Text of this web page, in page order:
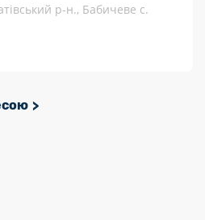
р-н., Бабичеве с.